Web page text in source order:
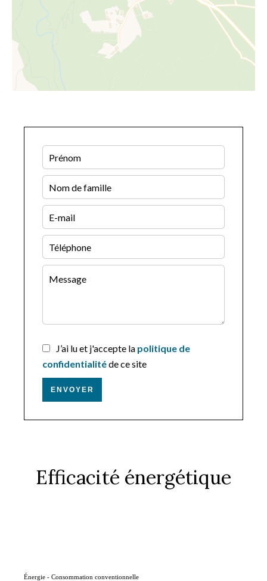
J’ai lu et j'accepte la politique de
confidentialitéde ce site
ENVOYER
Efficacité énergétique
Énergie - Consommation conventionnelle